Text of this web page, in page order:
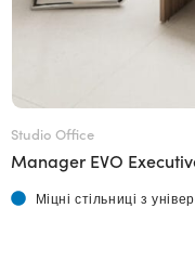
Studio Office
Manager EVO
Міцні стільниці з